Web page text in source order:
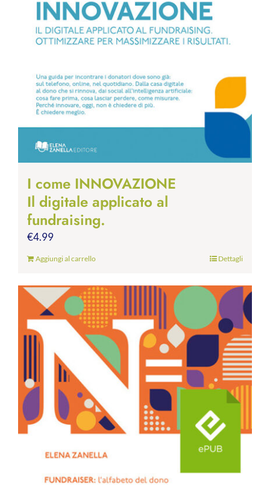
I come INNOVAZIONE
Il digitale applicato al
fundraising.
€4.99
Aggiungi al carrello Dettagli